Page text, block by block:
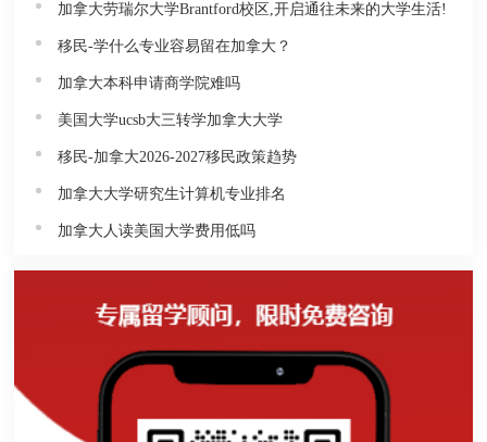
加拿大劳瑞尔大学Brantford校区,开启通往未来的大学生活!
移民-学什么专业容易留在加拿大？
加拿大本科申请商学院难吗
美国大学ucsb大三转学加拿大大学
移民-加拿大2026-2027移民政策趋势
加拿大大学研究生计算机专业排名
加拿大人读美国大学费用低吗